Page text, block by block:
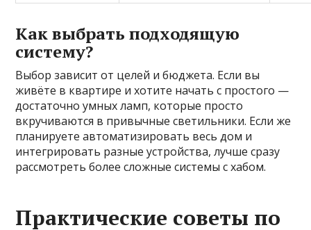
Как выбрать подходящую
систему?
Выбор зависит от целей и бюджета. Если вы
живёте в квартире и хотите начать с простого —
достаточно умных ламп, которые просто
вкручиваются в привычные светильники. Если же
планируете автоматизировать весь дом и
интегрировать разные устройства, лучше сразу
рассмотреть более сложные системы с хабом.
Практические советы по